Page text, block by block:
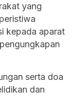
yang
kepada aparat
serta doa
dan